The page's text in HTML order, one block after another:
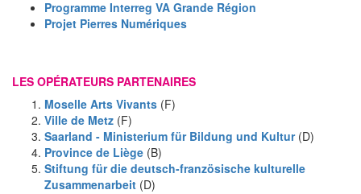
Programme Interreg VA Grande Région
Projet Pierres Numériques
LES OPÉRATEURS PARTENAIRES
Moselle Arts Vivants (F)
Ville de Metz (F)
Saarland - Ministerium für Bildung und Kultur(D)
Province de Liège (B)
Stiftung für die deutsch-französische kulturelle
Zusammenarbeit (D)